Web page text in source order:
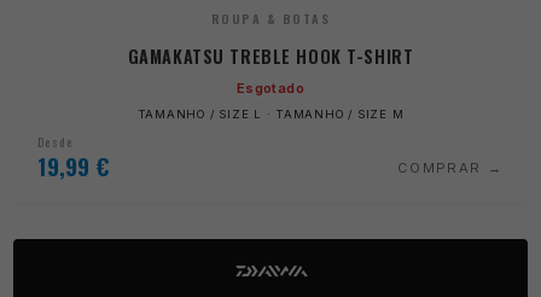
ROUPA & BOTAS
GAMAKATSU TREBLE HOOK T-SHIRT
Esgotado
TAMANHO / SIZE L · TAMANHO / SIZE M
Desde
19,99 € COMPRAR